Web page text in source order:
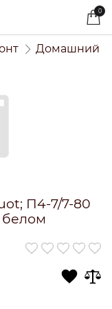
0
Домашний
П4-7/7-80
белом